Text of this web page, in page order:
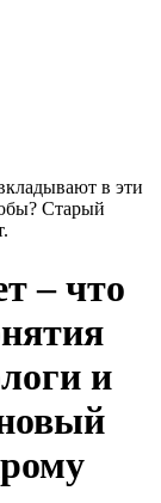
в эти
Старый
– что
и